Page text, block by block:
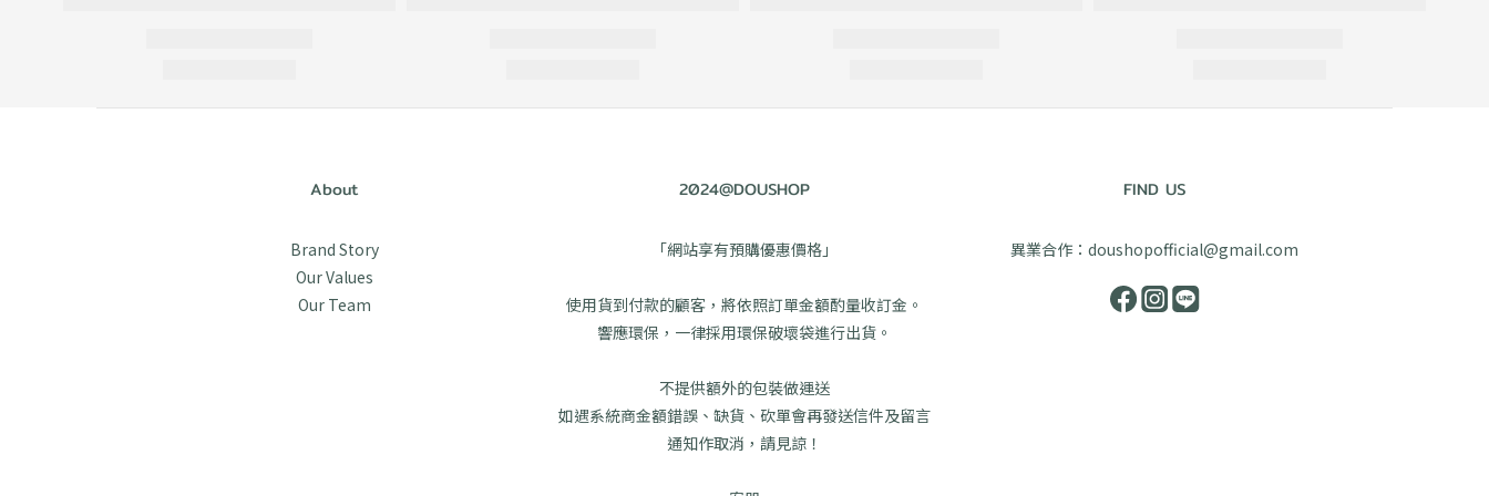
About
Brand Story
Our Values
Our Team
2024@DOUSHOP
「網站享有預購優惠價格」
使用貨到付款的顧客，將依照訂單金額酌量收訂金。
響應環保，一律採用環保破壞袋進行出貨。
不提供額外的包裝做運送
如遇系統商金額錯誤、缺貨、砍單會再發送信件及留言
通知作取消，請見諒！
FIND US
異業合作：doushopofficial@gmail.com